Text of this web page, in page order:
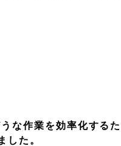
な作業を効率化するた
した。